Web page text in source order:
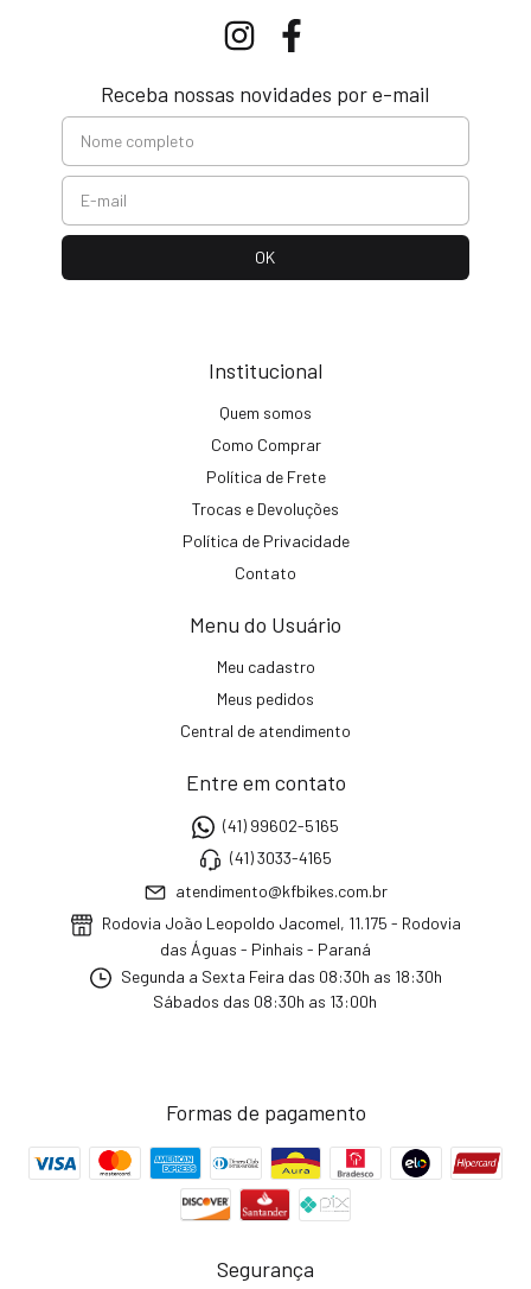
Receba nossas novidades por e-mail
Institucional
Quem somos
Como Comprar
Política de Frete
Trocas e Devoluções
Política de Privacidade
Contato
Menu do Usuário
Meu cadastro
Meus pedidos
Central de atendimento
Entre em contato
(41) 99602-5165
(41) 3033-4165
atendimento@kfbikes.com.br
Rodovia João Leopoldo Jacomel, 11.175 - Rodovia
das Águas - Pinhais - Paraná
Segunda a Sexta Feira das 08:30h as 18:30h
Sábados das 08:30h as 13:00h
Formas de pagamento
Segurança